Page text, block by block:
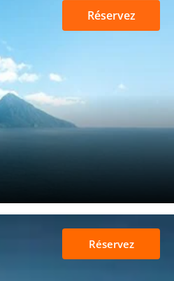
Réservez
Réservez